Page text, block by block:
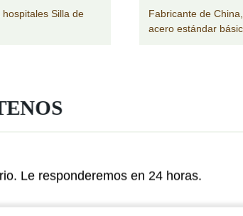
Silla de
Fabricante de
acero estándar
Le responderemos en 24 horas.